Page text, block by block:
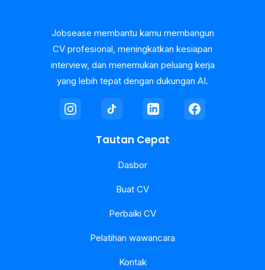
Jobsease membantu kamu membangun
CV profesional, meningkatkan kesiapan
interview, dan menemukan peluang kerja
yang lebih tepat dengan dukungan AI.
Tautan Cepat
Dasbor
Buat CV
Perbaiki CV
Pelatihan wawancara
Kontak